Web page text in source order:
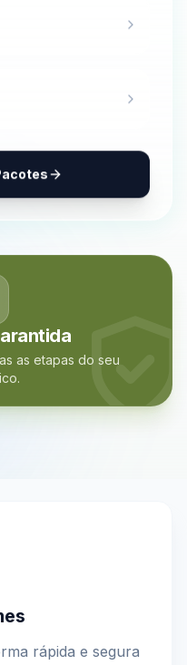
as etapas do seu
rápida e segura